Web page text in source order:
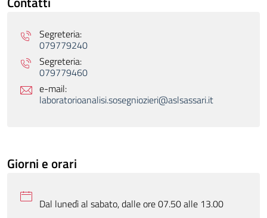
Segreteria:
079779240
Segreteria:
079779460
e-mail:
laboratorioanalisi.sosegniozieri@aslsassari.it
Giorni e orari
Dal lunedì al sabato, dalle ore 07.50 alle 13.00